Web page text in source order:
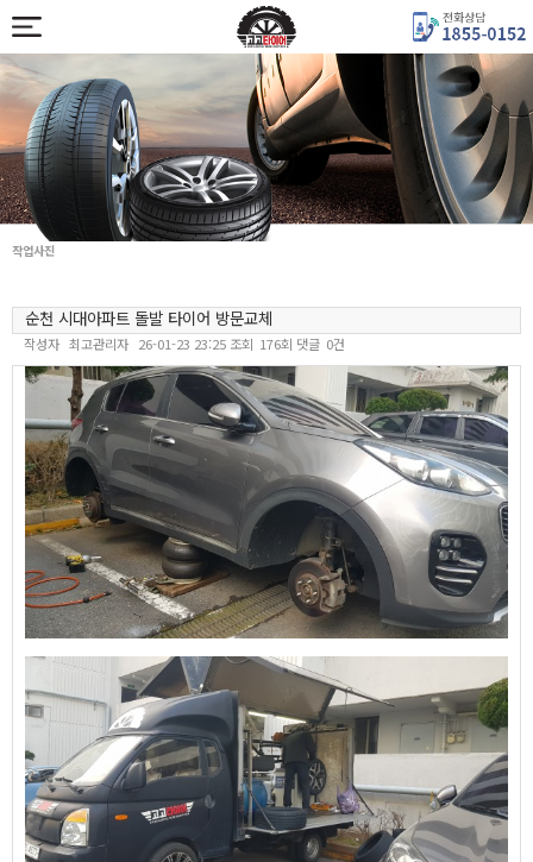
작업사진
순천 시대아파트 돌발 타이어 방문교체
작성자 최고관리자 26-01-23 23:25 조회 176회 댓글 0건
본문